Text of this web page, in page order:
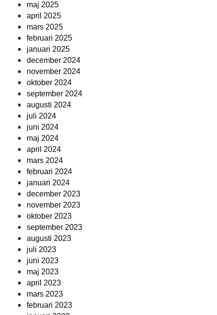
maj 2025
april 2025
mars 2025
februari 2025
januari 2025
december 2024
november 2024
oktober 2024
september 2024
augusti 2024
juli 2024
juni 2024
maj 2024
april 2024
mars 2024
februari 2024
januari 2024
december 2023
november 2023
oktober 2023
september 2023
augusti 2023
juli 2023
juni 2023
maj 2023
april 2023
mars 2023
februari 2023